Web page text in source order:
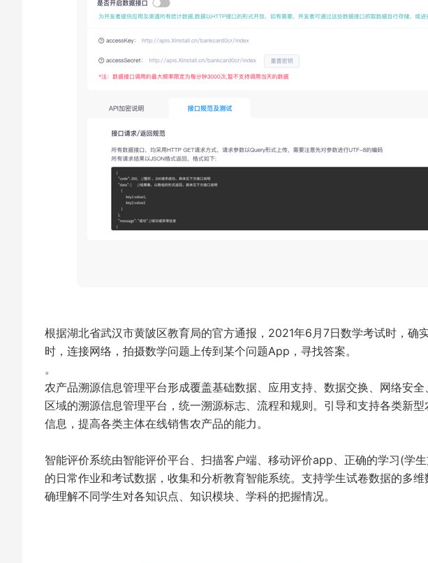
根据湖北省武汉市黄陂区教育局的官方通报，2021年6月7日数学考试时，确
时，连接网络，拍摄数学问题上传到某个问题App，寻找答案。
。
农产品溯源信息管理平台形成覆盖基础数据、应用支持、数据交换、网络安
区域的溯源信息管理平台，统一溯源标志、流程和规则。引导和支持各类新
信息，提高各类主体在线销售农产品的能力。
智能评价系统由智能评价平台、扫描客户端、移动评价app、正确的学习(学
的日常作业和考试数据，收集和分析教育智能系统。支持学生试卷数据的多
确理解不同学生对各知识点、知识模块、学科的把握情况。